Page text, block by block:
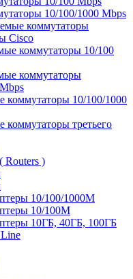
10/100/1000 Mbps
коммутаторы
Cisco
коммутаторы 10/100
коммутаторы
коммутаторы 10/100/1000
коммутаторы третьего
Routers )
10/100/1000М
10/100M
10ГБ, 40ГБ, 100ГБ